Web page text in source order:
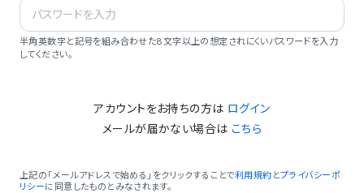
半角英数字と記号を組み合わせた8文字以上の想定されにくいパスワードを入力
してください。
アカウントをお持ちの方は ログイン
メールが届かない場合は こちら
上記の「メールアドレスで始める」をクリックすることで利用規約 とプライバシーポ
リシーに同意したものとみなされます。